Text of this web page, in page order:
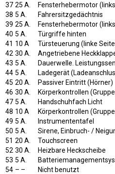
37 25 A.
Fensterhebermotor
38 5 A.
Fahrersitzgedächtnis
39 25 A.
Fensterhebermotor
40 5 A.
Türgriffe hinten
41 10 A
Türsteuerung (linke
42 30 A.
Angetriebene
43 5 A.
Dauerwelle.
44 5 A.
Ladegerät
45 20 A.
Passiver Eintritt (Hörner)
46 30 A.
Körperkontrollen
47 5 A.
Handschuhfach Licht
48 10 A
Körperkontrollen
49 5 A.
Instrumententafel
50 5 A.
Sirene, Einbruch- /
51 20 A.
Touchscreen
52 30 A.
Heizbare Heckscheibe
53 5 A.
54 – –
Nicht benutzt